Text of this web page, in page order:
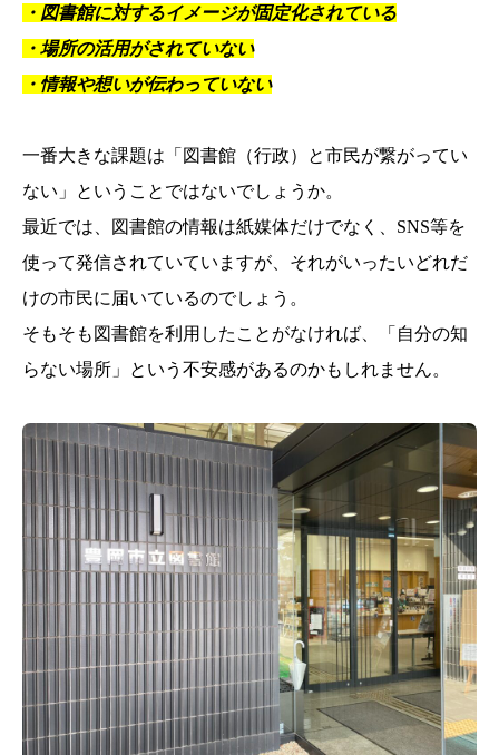
・図書館に対するイメージが固定化されている
・場所の活用がされていない
・情報や想いが伝わっていない
一番大きな課題は「図書館（行政）と市民が繋がってい
ない」ということではないでしょうか。
最近では、図書館の情報は紙媒体だけでなく、SNS等を
使って発信されていていますが、それがいったいどれだ
けの市民に届いているのでしょう。
そもそも図書館を利用したことがなければ、「自分の知
らない場所」という不安感があるのかもしれません。